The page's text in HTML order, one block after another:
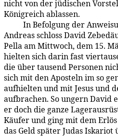
nicht von der jüdischen
Königreich ablassen.
In Befolgung der
Andreas schloss David
Pella am Mittwoch, dem 15.
hielten sich darin fast
die über tausend Personen
sich mit den Aposteln im so
aufhielten und mit Jesus und
aufbrachen. So ungern David
er doch die ganze
Käufer und ging mit dem
das Geld später Judas Iskariot